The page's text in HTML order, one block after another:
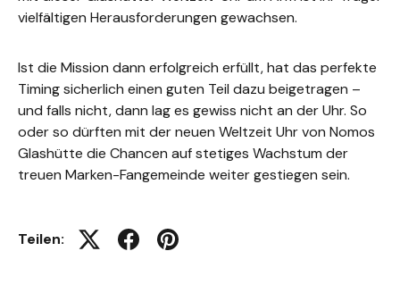
vielfältigen Herausforderungen gewachsen.
Ist die Mission dann erfolgreich erfüllt, hat das perfekte
Timing sicherlich einen guten Teil dazu beigetragen –
und falls nicht, dann lag es gewiss nicht an der Uhr. So
oder so dürften mit der neuen Weltzeit Uhr von Nomos
Glashütte die Chancen auf stetiges Wachstum der
treuen Marken-Fangemeinde weiter gestiegen sein.
Teilen: Auf Twitter twittern
Auf Facebook teilen
Auf Pinterest pinnen